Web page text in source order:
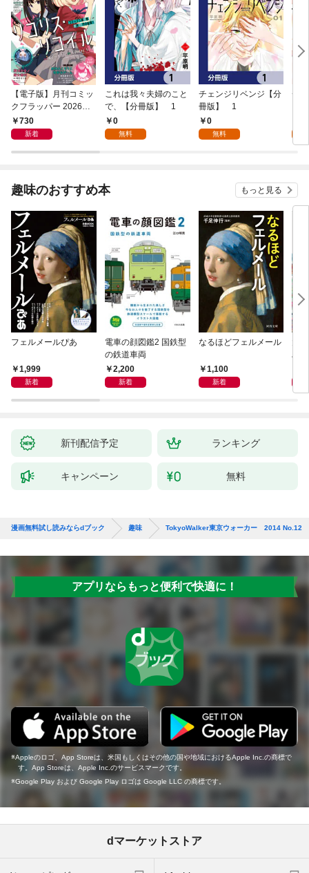
【電子版】月刊コミッ
クフラッパー 2026年9
月号730
新着
これは我々夫婦のこと
で、【分冊版】 1
0
無料
チェンジリベンジ【分
冊版】 1
0
無料
チ
趣味のおすすめ本 もっと見る
フェルメールぴあ
1,999
新着
電車の顔図鑑2 国鉄型
の鉄道車両
2,200
新着
なるほどフェルメール
1,100
新着
ハ
新刊配信予定 ランキング
キャンペーン 無料
漫画無料試し読みならdブック 趣味 TokyoWalker東京ウォーカー 2014 No.12
アプリならもっと便利で快適に！
Appleのロゴ、App Storeは、米国もしくはその他の国や地域におけるApple Inc.の商標で
す。App Storeは、Apple Inc.のサービスマークです。
Google Play および Google Play ロゴは Google LLC の商標です。
dマーケットストア